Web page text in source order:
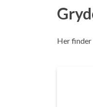
Her finder